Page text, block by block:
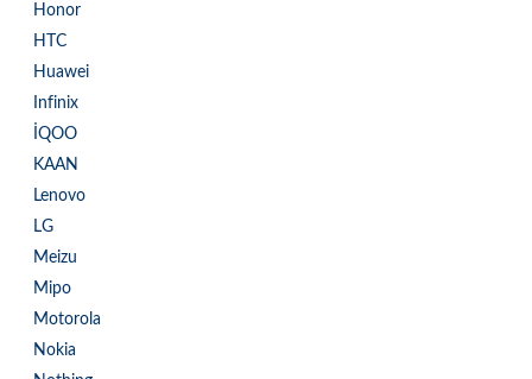
Honor
HTC
Huawei
Infinix
İQOO
KAAN
Lenovo
LG
Meizu
Mipo
Motorola
Nokia